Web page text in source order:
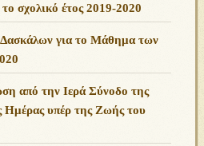
σχολικό έτος 2019-2020
για το Μάθημα των
από την Ιερά Σύνοδο της
Ημέρας υπέρ της Ζωής του